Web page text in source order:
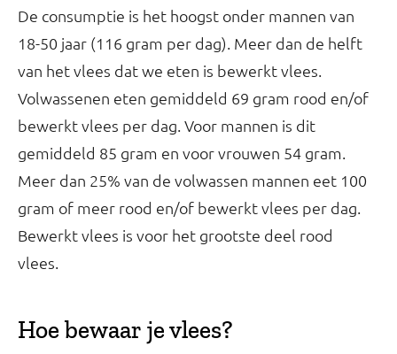
De consumptie is het hoogst onder mannen van
18-50 jaar (116 gram per dag). Meer dan de helft
van het vlees dat we eten is bewerkt vlees.
Volwassenen eten gemiddeld 69 gram rood en/of
bewerkt vlees per dag. Voor mannen is dit
gemiddeld 85 gram en voor vrouwen 54 gram.
Meer dan 25% van de volwassen mannen eet 100
gram of meer rood en/of bewerkt vlees per dag.
Bewerkt vlees is voor het grootste deel rood
vlees.
Hoe bewaar je vlees?